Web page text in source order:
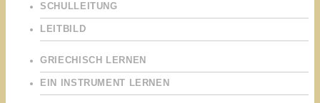
SCHULLEITUNG
LEITBILD
GRIECHISCH LERNEN
EIN INSTRUMENT LERNEN